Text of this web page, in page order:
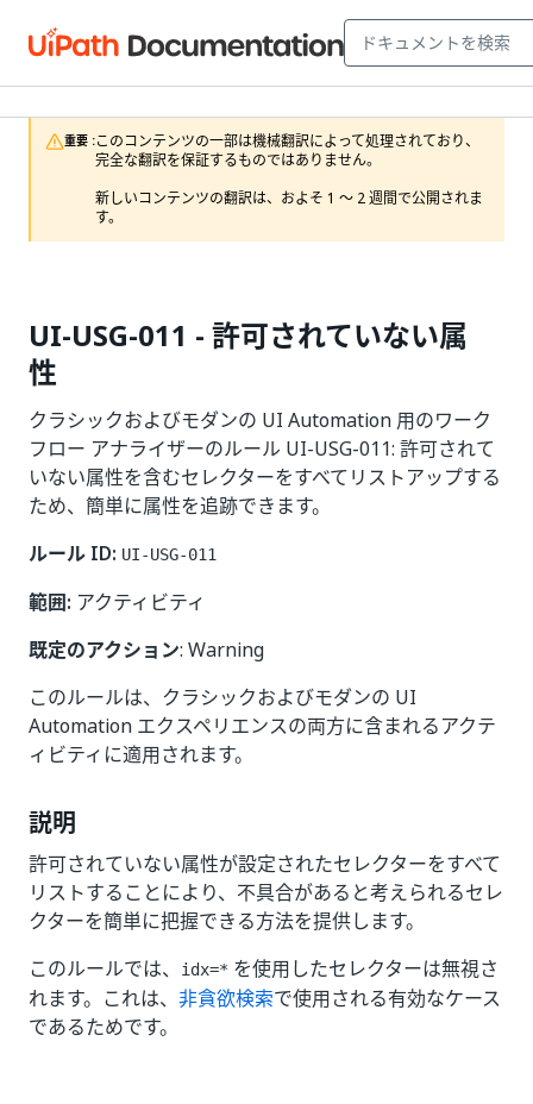
重要 :このコンテンツの一部は機械翻訳によって処理されており、
完全な翻訳を保証するものではありません。
新しいコンテンツの翻訳は、およそ 1 ～ 2 週間で公開されま
す。
UI-USG-011 - 許可されていない属
性
クラシックおよびモダンの UI Automation 用のワーク
フロー アナライザーのルール UI-USG-011: 許可されて
いない属性を含むセレクターをすべてリストアップする
ため、簡単に属性を追跡できます。
ルール ID: UI-USG-011
範囲: アクティビティ
既定のアクション: Warning
このルールは、クラシックおよびモダンの UI
Automation エクスペリエンスの両方に含まれるアクテ
ィビティに適用されます。
説明
許可されていない属性が設定されたセレクターをすべて
リストすることにより、不具合があると考えられるセレ
クターを簡単に把握できる方法を提供します。
このルールでは、
idx=* を使用したセレクターは無視さ
れます。これは、 非貪欲検索で使用される有効なケース
であるためです。